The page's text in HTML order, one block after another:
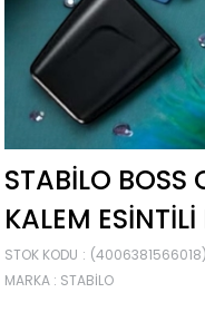
STABILO BOSS
KALEM
STOK KODU
(4006381566018)
MARKA : STABILO